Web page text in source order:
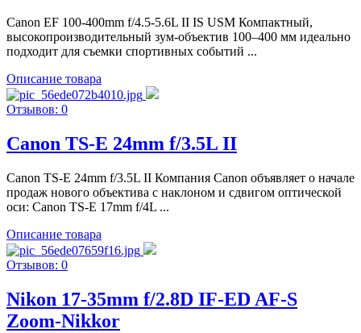
Canon EF 100-400mm f/4.5-5.6L II IS USM Компактный,
высокопроизводительный зум-объектив 100–400 мм идеально
подходит для съемки спортивных событий ...
Описание товара
Отзывов: 0
Canon TS-E 24mm f/3.5L II
Canon TS-E 24mm f/3.5L II Компания Canon объявляет о начале
продаж нового объектива с наклоном и сдвигом оптической
оси: Canon TS-E 17mm f/4L ...
Описание товара
Отзывов: 0
Nikon 17-35mm f/2.8D IF-ED AF-S
Zoom-Nikkor